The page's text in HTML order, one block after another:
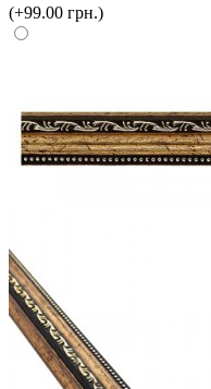
(+99.00 грн.)